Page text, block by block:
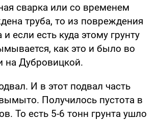
сварка или со временем
труба, то из повреждения
если есть куда этому грунту
как это и было во
на Дубровицкой.
И в этот подвал часть
Получилось пустота в
То есть 5-6 тонн грунта ушло